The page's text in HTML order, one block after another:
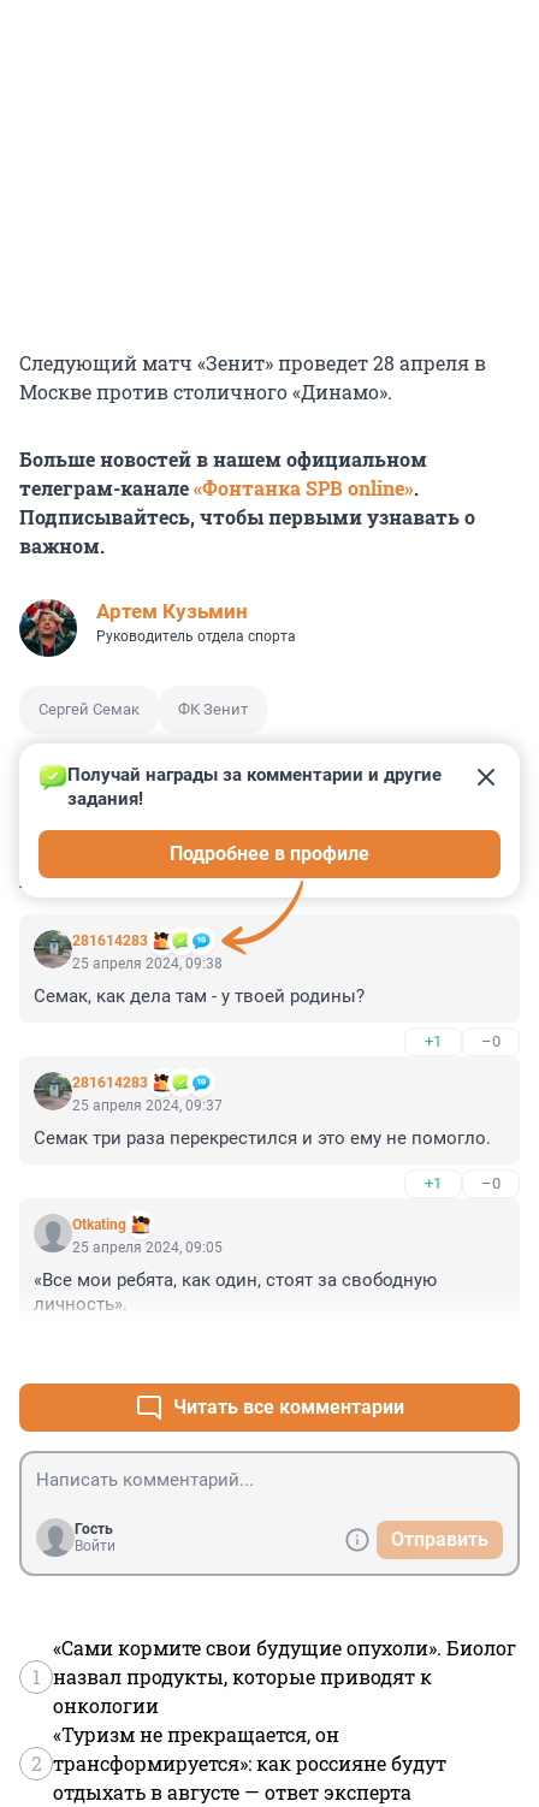
Следующий матч «Зенит» проведет 28 апреля в
Москве против столичного «Динамо».
Больше новостей в нашем официальном
телеграм-канале«Фонтанка SPB online».
Подписывайтесь, чтобы первыми узнавать о
важном.
Артем Кузьмин
Руководитель отдела спорта
Сергей Семак ФК Зенит
КОММЕНТАРИИ 7
281614283
Получай награды за комментарии и другие
задания!
Подробнее в профиле
25 апреля 2024, 09:38
Семак, как дела там - у твоей родины?
+1 –0
281614283
25 апреля 2024, 09:37
Семак три раза перекрестился и это ему не помогло.
+1 –0
Otkating
25 апреля 2024, 09:05
«Все мои ребята, как один, стоят за свободную
личность».
Читать все комментарии
Гость
Войти
Отправить
1
«Сами кормите свои будущие опухоли». Биолог
назвал продукты, которые приводят к
онкологии
2
«Туризм не прекращается, он
трансформируется»: как россияне будут
отдыхать в августе — ответ эксперта